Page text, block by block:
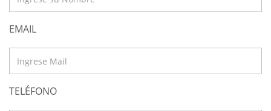
EMAIL
TELÉFONO